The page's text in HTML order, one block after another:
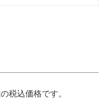
税込価格です。